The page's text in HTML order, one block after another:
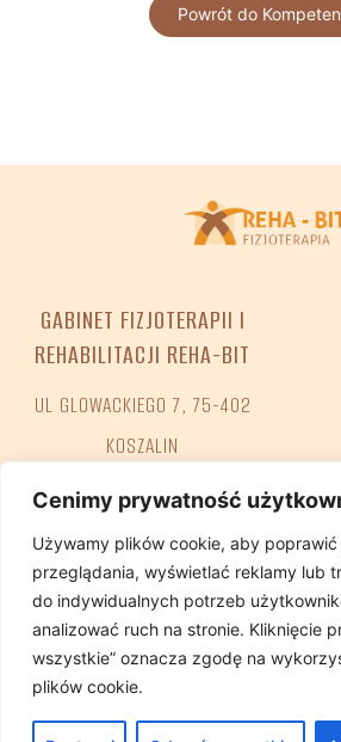
Cenimy prywatność
Używamy plików cookie, aby poprawić
przeglądania, wyświetlać reklamy lub
do indywidualnych potrzeb
analizować ruch na stronie. Kliknięcie
wszystkie” oznacza zgodę na
plików cookie.
Powrót do
GABINET FIZJOTERAPII I
REHABILITACJI REHA-BIT
UL GLOWACKIEGO 7, 75-402
KOSZALIN
WWW.UROMED.PL)
Tel. +48 698 68 02 38
e-mail:GABINET@REHA-BIT.PL